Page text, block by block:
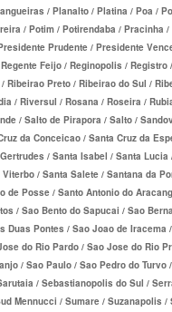
/ Planalto / Platina / Poa /
/ Potim / Potirendaba / Pracinha
Prudente / Presidente
Feijo / Reginopolis /
Preto / Ribeirao do Sul /
/ Riversul / Rosana / Roseira /
/ Salto de Pirapora / Salto /
da Conceicao / Santa Cruz da
/ Santa Isabel / Santa
/ Santa Salete / Santana da
de Posse / Santo Antonio do
/ Sao Bento do Sapucai / Sao
Pontes / Sao Joao de
do Rio Pardo / Sao Jose do Rio
/ Sao Paulo / Sao Pedro do
/ Sebastianopolis do Sul /
Mennucci / Sumare / Suzanapolis /